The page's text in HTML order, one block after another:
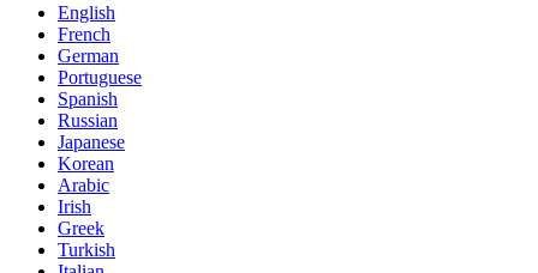
English
French
German
Portuguese
Spanish
Russian
Japanese
Korean
Arabic
Irish
Greek
Turkish